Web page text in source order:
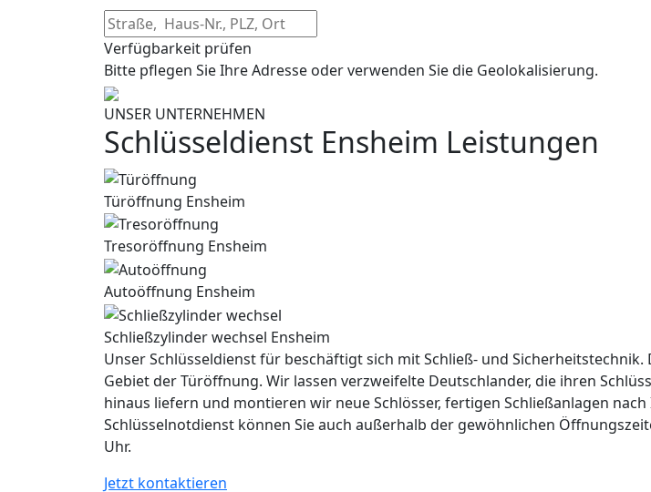
Verfügbarkeit prüfen
Bitte pflegen Sie Ihre Adresse oder verwenden Sie die Geolokalisierung.
UNSER UNTERNEHMEN
Schlüsseldienst Ensheim Leistungen
Türöffnung Ensheim
Tresoröffnung Ensheim
Autoöffnung Ensheim
Schließzylinder wechsel Ensheim
Unser Schlüsseldienst für beschäftigt sich mit Schließ- und
Gebiet der Türöffnung. Wir lassen verzweifelte Deutschlander, die ihren
hinaus liefern und montieren wir neue Schlösser, fertigen Schließanlagen
Schlüsselnotdienst können Sie auch außerhalb der gewöhnlichen
Uhr.
Jetzt kontaktieren